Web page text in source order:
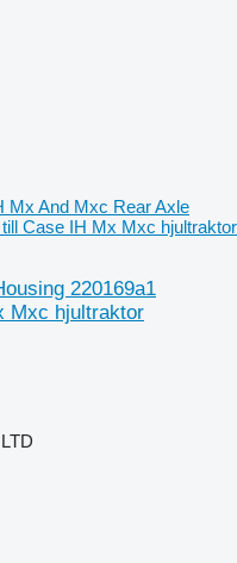
Mx And Mxc Rear Axle
Case IH Mx Mxc hjultraktor
220169a1
Mxc hjultraktor